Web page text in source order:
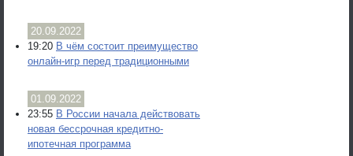
20.09.2022
19:20 В чём состоит преимущество
онлайн-игр перед традиционными
01.09.2022
23:55 В России начала действовать
новая бессрочная кредитно-
ипотечная программа